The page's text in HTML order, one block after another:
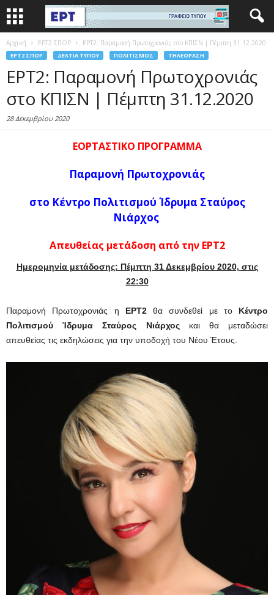
Αρχική EΡΤ2 ΣΠΟΡ ΕΡΤ2: Παραμονή Πρωτοχρονιάς στο ΚΠΙΣΝ | Πέμπτη 31.12.2020
EΡΤ2 ΣΠΟΡ ΔΕΛΤΊΑ ΤΎΠΟΥ ΠΟΛΙΤΙΣΜΌΣ ΤΗΛΕΌΡΑΣΗ
ΕΡΤ2: Παραμονή Πρωτοχρονιάς
στο ΚΠΙΣΝ | Πέμπτη 31.12.2020
28 Δεκεμβρίου 2020
ΕΟΡΤΑΣΤΙΚΟ ΠΡΟΓΡΑΜΜΑ
Παραμονή Πρωτοχρονιάς
στο Κέντρο Πολιτισμού Ίδρυμα Σταύρος
Νιάρχος
Απευθείας μετάδοση από την ΕΡΤ2
Ημερομηνία μετάδοσης: Πέμπτη 31 Δεκεμβρίου 2020, στις
22:30
Παραμονή Πρωτοχρονιάς η ΕΡΤ2 θα συνδεθεί με το Κέντρο
Πολιτισμού Ίδρυμα Σταύρος Νιάρχοςκαι θα μεταδώσει
απευθείας τις εκδηλώσεις για την υποδοχή του Νέου Έτους.